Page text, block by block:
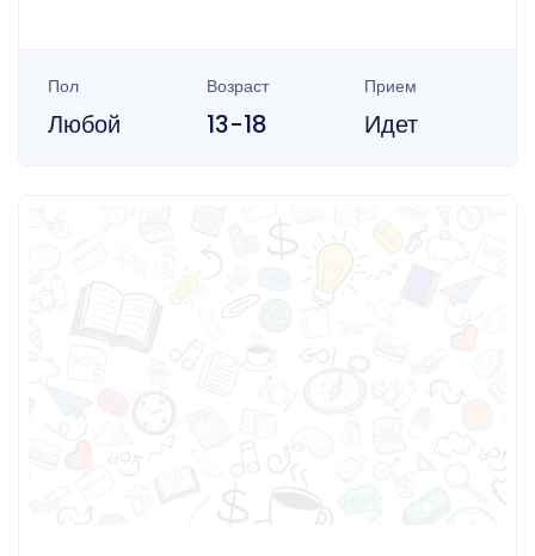
Пол
Любой
Возраст
13-18
Прием
Идет